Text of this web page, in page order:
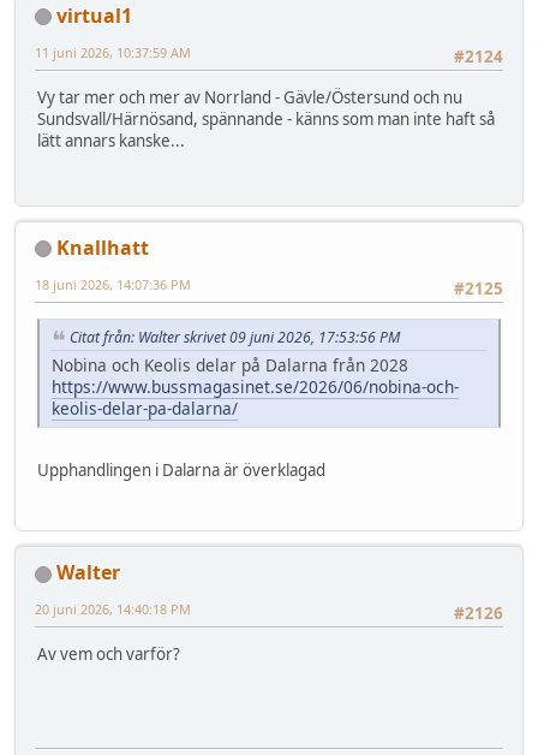
virtual1
#2124
11 juni 2026, 10:37:59 AM
Vy tar mer och mer av Norrland - Gävle/Östersund och nu
Sundsvall/Härnösand, spännande - känns som man inte haft så
lätt annars kanske...
Knallhatt
#2125
18 juni 2026, 14:07:36 PM
Citat från: Walter skrivet 09 juni 2026, 17:53:56 PM
Nobina och Keolis delar på Dalarna från 2028
https://www.bussmagasinet.se/2026/06/nobina-och-
keolis-delar-pa-dalarna/
Upphandlingen i Dalarna är överklagad
Walter
#2126
20 juni 2026, 14:40:18 PM
Av vem och varför?